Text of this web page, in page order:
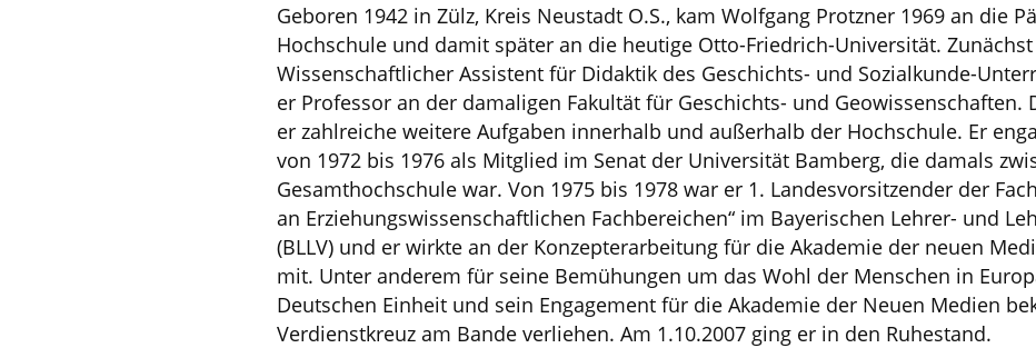
Geboren 1942 in Zülz, Kreis Neustadt O.S., kam Wolfgang Protzner 1969 an die
Hochschule und damit später an die heutige Otto-Friedrich-Universität.
Wissenschaftlicher Assistent für Didaktik des Geschichts- und Sozialkunde-
er Professor an der damaligen Fakultät für Geschichts- und Geowissenschaften.
er zahlreiche weitere Aufgaben innerhalb und außerhalb der Hochschule. Er
von 1972 bis 1976 als Mitglied im Senat der Universität Bamberg, die damals
Gesamthochschule war. Von 1975 bis 1978 war er 1. Landesvorsitzender der
an Erziehungswissenschaftlichen Fachbereichen“ im Bayerischen Lehrer- und
(BLLV) und er wirkte an der Konzepterarbeitung für die Akademie der neuen
mit. Unter anderem für seine Bemühungen um das Wohl der Menschen in
Deutschen Einheit und sein Engagement für die Akademie der Neuen Medien
Verdienstkreuz am Bande verliehen. Am 1.10.2007 ging er in den Ruhestand.